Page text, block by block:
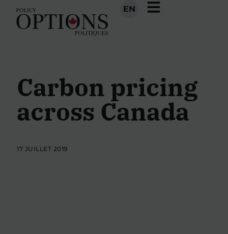
EN
Carbon pricing
across Canada
17 JUILLET 2019